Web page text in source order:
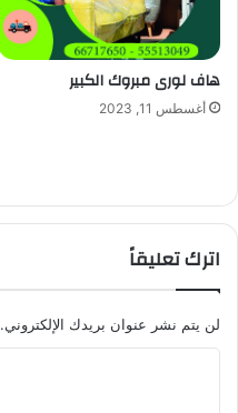
هاف لورى مبروك الكبير
أغسطس 11, 2023
اترك تعليقاً
لن يتم نشر عنوان بريدك الإلكتروني.